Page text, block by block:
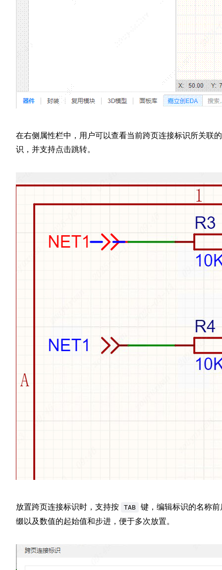
在右侧属性栏中，用户可以查看当前跨页连接标识所关联
识，并支持点击跳转。
放置跨页连接标识时，支持按 TAB
键，编辑标识的名称前
缀以及数值的起始值和步进，便于多次放置。